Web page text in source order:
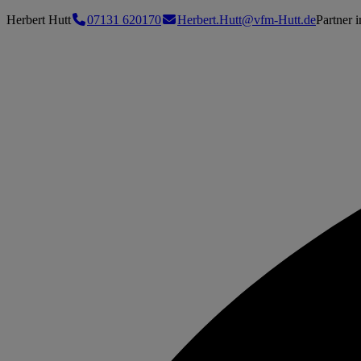
Herbert Hutt 07131 620170 Herbert.Hutt@vfm-Hutt.dePartner